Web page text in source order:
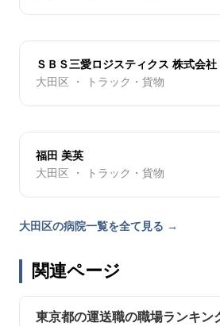
ＳＢＳ三愛ロジスティクス 株式会社
大田区 ・ トラック・貨物
福田 美英
大田区 ・ トラック・貨物
大田区の病院一覧を全て見る →
関連ページ
東京都の運送職の職場ランキン